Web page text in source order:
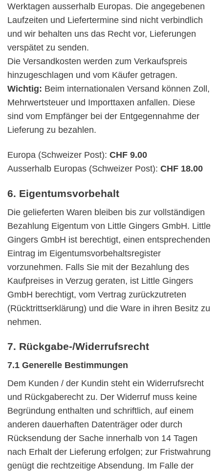
Werktagen ausserhalb Europas. Die angegebenen
Laufzeiten und Liefertermine sind nicht verbindlich
und wir behalten uns das Recht vor, Lieferungen
verspätet zu senden.
Die Versandkosten werden zum Verkaufspreis
hinzugeschlagen und vom Käufer getragen.
Wichtig: Beim internationalen Versand können Zoll,
Mehrwertsteuer und Importtaxen anfallen. Diese
sind vom Empfänger bei der Entgegennahme der
Lieferung zu bezahlen.
Europa (Schweizer Post): CHF 9.00
Ausserhalb Europas (Schweizer Post): CHF 18.00
6. Eigentumsvorbehalt
Die gelieferten Waren bleiben bis zur vollständigen
Bezahlung Eigentum von Little Gingers GmbH. Little
Gingers GmbH ist berechtigt, einen entsprechenden
Eintrag im Eigentumsvorbehaltsregister
vorzunehmen. Falls Sie mit der Bezahlung des
Kaufpreises in Verzug geraten, ist Little Gingers
GmbH berechtigt, vom Vertrag zurückzutreten
(Rücktrittserklärung) und die Ware in ihren Besitz zu
nehmen.
7. Rückgabe-/Widerrufsrecht
7.1 Generelle Bestimmungen
Dem Kunden / der Kundin steht ein Widerrufsrecht
und Rückgaberecht zu. Der Widerruf muss keine
Begründung enthalten und schriftlich, auf einem
anderen dauerhaften Datenträger oder durch
Rücksendung der Sache innerhalb von 14 Tagen
nach Erhalt der Lieferung erfolgen; zur Fristwahrung
genügt die rechtzeitige Absendung. Im Falle der